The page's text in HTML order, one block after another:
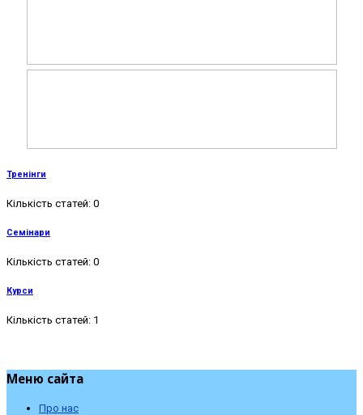
Тренінги
Кількість статей: 0
Семінари
Кількість статей: 0
Курси
Кількість статей: 1
Меню сайта
Про нас